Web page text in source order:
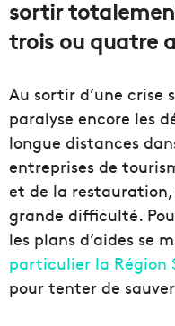
sortir
trois ou quatre
Au sortir d’une crise
paralyse encore les
longue distances
entreprises de
et de la
grande difficulté.
les plans d’aides se
particulier la Région
pour tenter de